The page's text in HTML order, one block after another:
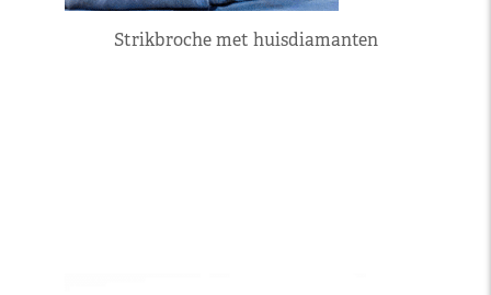
Strikbroche met huisdiamanten